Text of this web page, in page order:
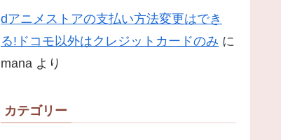
dアニメストアの支払い方法変更はでき
る!ドコモ以外はクレジットカードのみ に
mana より
カテゴリー